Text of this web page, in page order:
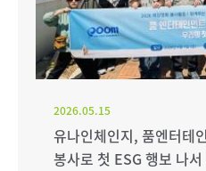
2026.05.15
유나인체인지, 품엔터테
봉사로 첫 ESG 행보 나서